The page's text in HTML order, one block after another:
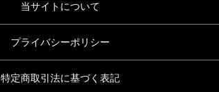
当サイトについて
プライバシーポリシー
特定商取引法に基づく表記